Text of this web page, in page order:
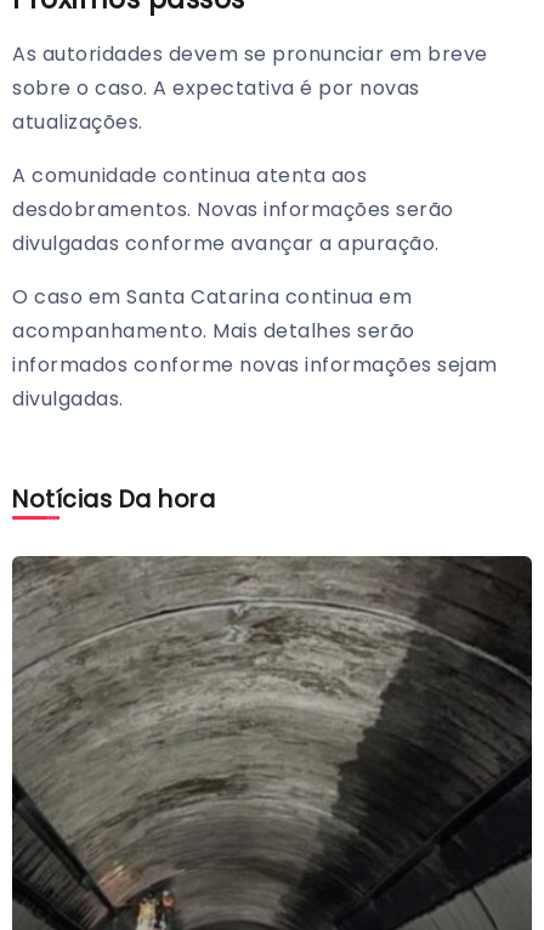
As autoridades devem se pronunciar em breve
sobre o caso. A expectativa é por novas
atualizações.
A comunidade continua atenta aos
desdobramentos. Novas informações serão
divulgadas conforme avançar a apuração.
O caso em Santa Catarina continua em
acompanhamento. Mais detalhes serão
informados conforme novas informações sejam
divulgadas.
Notícias Da hora